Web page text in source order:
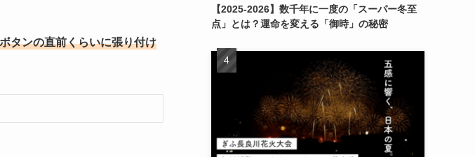
タンの直前くらいに張り付け
【2025-2026】数千年に一度の「スーパー冬至
点」とは？運命を変える「御時」の秘密